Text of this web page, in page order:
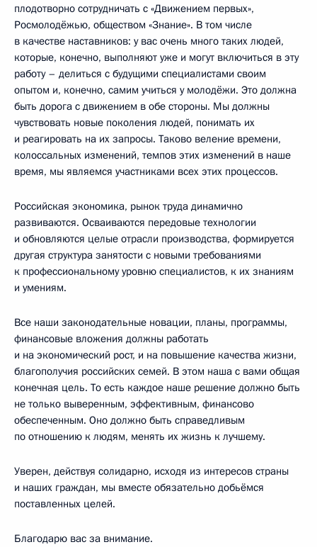
плодотворно сотрудничать с «Движением первых»,
Росмолодёжью, обществом «Знание». В том числе
в качестве наставников: у вас очень много таких людей,
которые, конечно, выполняют уже и могут включиться в эту
работу – делиться с будущими специалистами своим
опытом и, конечно, самим учиться у молодёжи. Это должна
быть дорога с движением в обе стороны. Мы должны
чувствовать новые поколения людей, понимать их
и реагировать на их запросы. Таково веление времени,
колоссальных изменений, темпов этих изменений в наше
время, мы являемся участниками всех этих процессов.
Российская экономика, рынок труда динамично
развиваются. Осваиваются передовые технологии
и обновляются целые отрасли производства, формируется
другая структура занятости с новыми требованиями
к профессиональному уровню специалистов, к их знаниям
и умениям.
Все наши законодательные новации, планы, программы,
финансовые вложения должны работать
и на экономический рост, и на повышение качества жизни,
благополучия российских семей. В этом наша с вами общая
конечная цель. То есть каждое наше решение должно быть
не только выверенным, эффективным, финансово
обеспеченным. Оно должно быть справедливым
по отношению к людям, менять их жизнь к лучшему.
Уверен, действуя солидарно, исходя из интересов страны
и наших граждан, мы вместе обязательно добьёмся
поставленных целей.
Благодарю вас за внимание.